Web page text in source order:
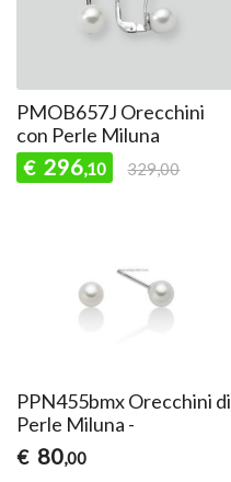
PMOB657J Orecchini
con Perle Miluna
€ 296,10 329,00
PPN455bmx Orecchini di
Perle Miluna -
€ 80,00